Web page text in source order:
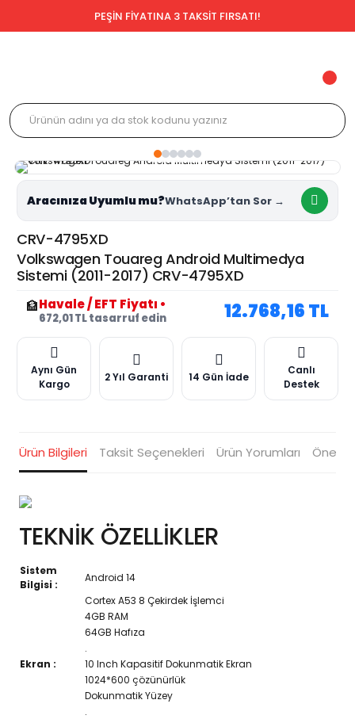
PEŞİN FİYATINA 3 TAKSİT FIRSATI!
Aracınıza Uyumlu mu?
CRV-4795XD
Volkswagen Touareg Android Multimedya
Sistemi (2011-2017) CRV-4795XD
🏦Havale / EFT Fiyatı •
672,01 TL tasarruf edin 12.768,16 TL
Aynı Gün
Kargo
2 Yıl Garanti 14 Gün İade
Canlı
Destek
Ürün Bilgileri Taksit Seçenekleri Ürün Yorumları
TEKNİK ÖZELLİKLER
Sistem
Bilgisi :
Android 14
Cortex A53 8 Çekirdek İşlemci
4GB RAM
64GB Hafıza
.
Ekran :
10 Inch Kapasitif Dokunmatik Ekran
1024*600 çözünürlük
Dokunmatik Yüzey
.